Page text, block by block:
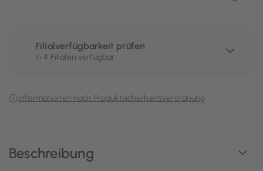
Beschreibung
Filialverfügbarkeit prüfen
In 4 Filialen verfügbar
Informationen nach Produktsicherheitsverordnung